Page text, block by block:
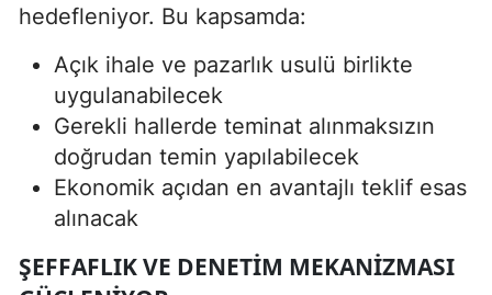
hedefleniyor. Bu kapsamda:
Açık ihale ve pazarlık usulü birlikte
uygulanabilecek
Gerekli hallerde teminat alınmaksızın
doğrudan temin yapılabilecek
Ekonomik açıdan en avantajlı teklif esas
alınacak
ŞEFFAFLIK VE DENETIM MEKANIZMASI